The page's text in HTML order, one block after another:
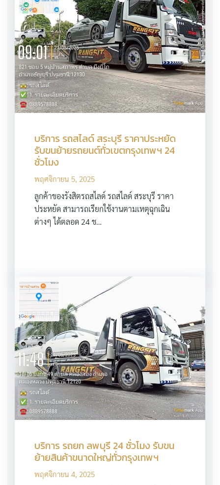
บริการ รถสไลด์ สระบุรี ราคาประหยัด
รับขนย้ายรถยนต์ทั่วเขตกรุงเทพฯ 24
ชั่วโมง
พฤศจิกายน 5, 2025
ลูกค้าของรังสิตรถสไลด์ รถสไลด์ สระบุรี ราคา
ประหยัด สามารถเรียกใช้งานตามเหตุฉุกเฉิน
ต่างๆ ได้ตลอด 24 ช…
บริการ รถยก ลพบุรี 24 ชั่วโมง รับขน
ย้ายสินค้าขนาดใหญ่ทั่วกรุงเทพฯ
พฤศจิกายน 4, 2025